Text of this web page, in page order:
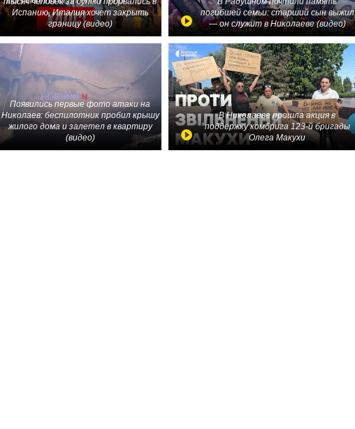
Испанию, Италия хочет закрыть
границу (видео)
погибшей семьи: старший сын выжил
— он служит в Николаеве (видео)
Появились первые фото атаки на
Николаев: беспилотник пробил крышу
жилого дома и залетел в квартиру
(видео)
В Николаеве прошла акция в
поддержку комбрига 123-й бригады
Олега Макухи